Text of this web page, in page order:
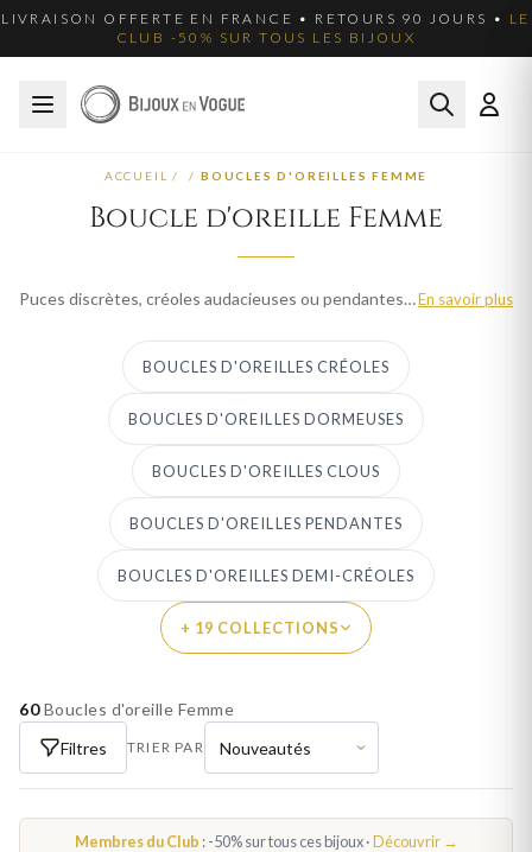
LIVRAISON OFFERTE EN FRANCE • RETOURS 90 JOURS • LE
CLUB -50% SUR TOUS LES BIJOUX
ACCUEIL / / BOUCLES D'OREILLES FEMME
Boucle d'oreille Femme
Puces discrètes, créoles audacieuses ou pendantes raffinées : les boucles d'oreilles femme Bijoux en Vogue illuminent chaque visage. Notre collection en or, argent 925 et plaqué or couvre tous les styles, du classique au contemporain. Les systèmes de fermeture sécurisés assurent un port confortable toute la journée. Livraison offerte en France et satisfait ou remboursé sous 90 jours.En savoir plus
BOUCLES D'OREILLES CRÉOLES
BOUCLES D'OREILLES DORMEUSES
BOUCLES D'OREILLES CLOUS
BOUCLES D'OREILLES PENDANTES
BOUCLES D'OREILLES DEMI-CRÉOLES
+ 19 COLLECTIONS
PAR MATIÈRE
BOUCLES D'OREILLES OR FEMME
60Boucles d'oreille Femme
Filtres
TRIER PAR
Membres du Club : -50% sur tous ces bijoux ·Découvrir →